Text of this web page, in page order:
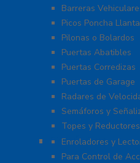
Barreras
Picos Poncha
Pilonas o Bolardos
Puertas Abatibles
Puertas Corredizas
Puertas de Garage
Radares de
Semáforos y
Topes y
Biométricos
Enroladores y
Para Control de